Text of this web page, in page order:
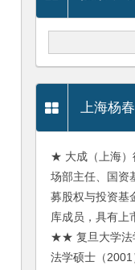
上海杨
★ 大成（上海）
场部主任、国资
募股权与投资基
库成员，具有上
★★ 复旦大学法
法学硕士（